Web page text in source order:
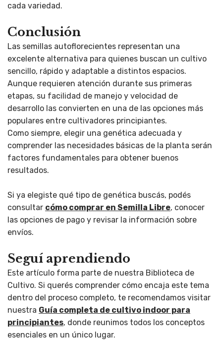
cada variedad.
Conclusión
Las semillas autoflorecientes representan una
excelente alternativa para quienes buscan un cultivo
sencillo, rápido y adaptable a distintos espacios.
Aunque requieren atención durante sus primeras
etapas, su facilidad de manejo y velocidad de
desarrollo las convierten en una de las opciones más
populares entre cultivadores principiantes.
Como siempre, elegir una genética adecuada y
comprender las necesidades básicas de la planta serán
factores fundamentales para obtener buenos
resultados.
Si ya elegiste qué tipo de genética buscás, podés
consultar cómo comprar en Semilla Libre, conocer
las opciones de pago y revisar la información sobre
envíos.
Seguí aprendiendo
Este artículo forma parte de nuestra Biblioteca de
Cultivo. Si querés comprender cómo encaja este tema
dentro del proceso completo, te recomendamos visitar
nuestra Guía completa de cultivo indoor para
principiantes, donde reunimos todos los conceptos
esenciales en un único lugar.